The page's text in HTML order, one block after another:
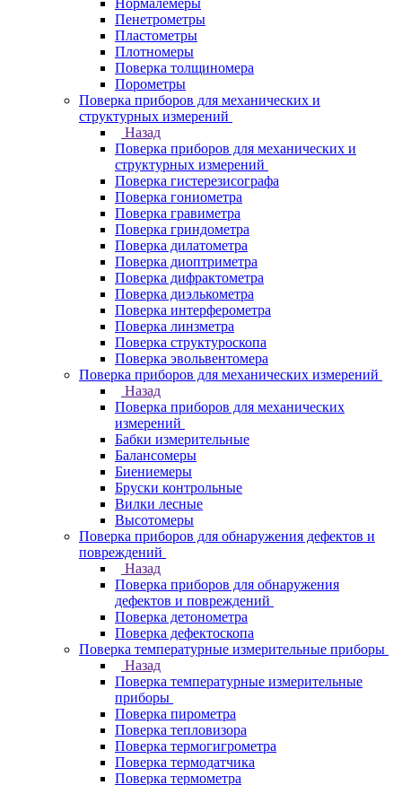
Нормалемеры
Пенетрометры
Пластометры
Плотномеры
Поверка толщиномера
Порометры
Поверка приборов для механических и
структурных измерений
Назад
Поверка приборов для механических и
структурных измерений
Поверка гистерезисографа
Поверка гониометра
Поверка гравиметра
Поверка гриндометра
Поверка дилатометра
Поверка диоптриметра
Поверка дифрактометра
Поверка диэлькометра
Поверка интерферометра
Поверка линзметра
Поверка структуроскопа
Поверка эвольвентомера
Поверка приборов для механических измерений
Назад
Поверка приборов для механических
измерений
Бабки измерительные
Балансомеры
Биениемеры
Бруски контрольные
Вилки лесные
Высотомеры
Поверка приборов для обнаружения дефектов и
повреждений
Назад
Поверка приборов для обнаружения
дефектов и повреждений
Поверка детонометра
Поверка дефектоскопа
Поверка температурные измерительные приборы
Назад
Поверка температурные измерительные
приборы
Поверка пирометра
Поверка тепловизора
Поверка термогигрометра
Поверка термодатчика
Поверка термометра